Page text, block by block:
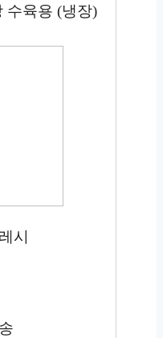
수육용 (냉장)
시